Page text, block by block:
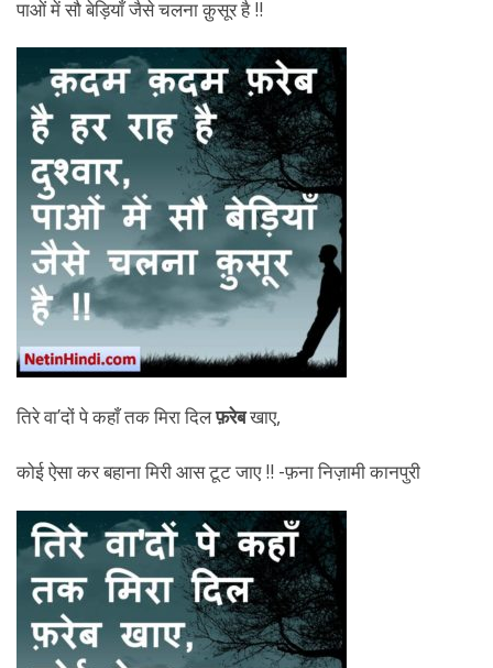
पाओं में सौ बेड़ियाँ जैसे चलना क़ुसूर है !!
तिरे वा’दों पे कहाँ तक मिरा दिलफ़रेबखाए,
कोई ऐसा कर बहाना मिरी आस टूट जाए !! -फ़ना निज़ामी कानपुरी